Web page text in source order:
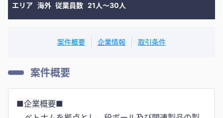
エリア 海外 従業員数 21人〜30人
案件概要 企業情報 取引条件
案件概要
■企業概要■